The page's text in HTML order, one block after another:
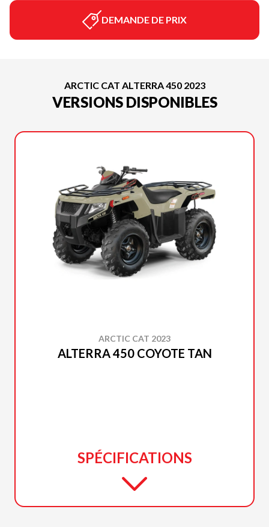
DEMANDE DE PRIX
ARCTIC CAT ALTERRA 450 2023
VERSIONS DISPONIBLES
ARCTIC CAT 2023
ALTERRA 450 COYOTE TAN
SPÉCIFICATIONS